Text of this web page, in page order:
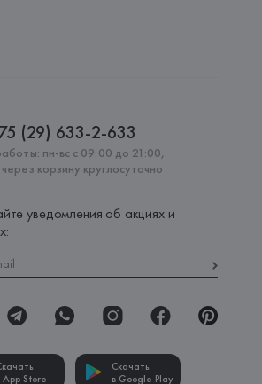
(29) 633-2-633
пн-вс с 09:00 до 21:00,
корзину круглосуточно
уведомления об акциях и
App Store
Скачать
в Google Play